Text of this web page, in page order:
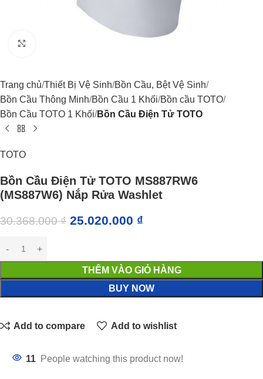
Trang chủ Thiết Bị Vệ Sinh Bồn Cầu, Bệt Vệ Sinh
Bồn Cầu Thông Minh Bồn Cầu 1 Khối Bồn cầu TOTO
Bồn Cầu TOTO 1 Khối Bồn Cầu Điện Tử TOTO
TOTO
Bồn Cầu Điện Tử TOTO MS887RW6
(MS887W6) Nắp Rửa Washlet
30.368.000₫ 25.020.000 ₫
THÊM VÀO GIỎ HÀNG
BUY NOW
Add to compare Add to wishlist
11 People watching this product now!